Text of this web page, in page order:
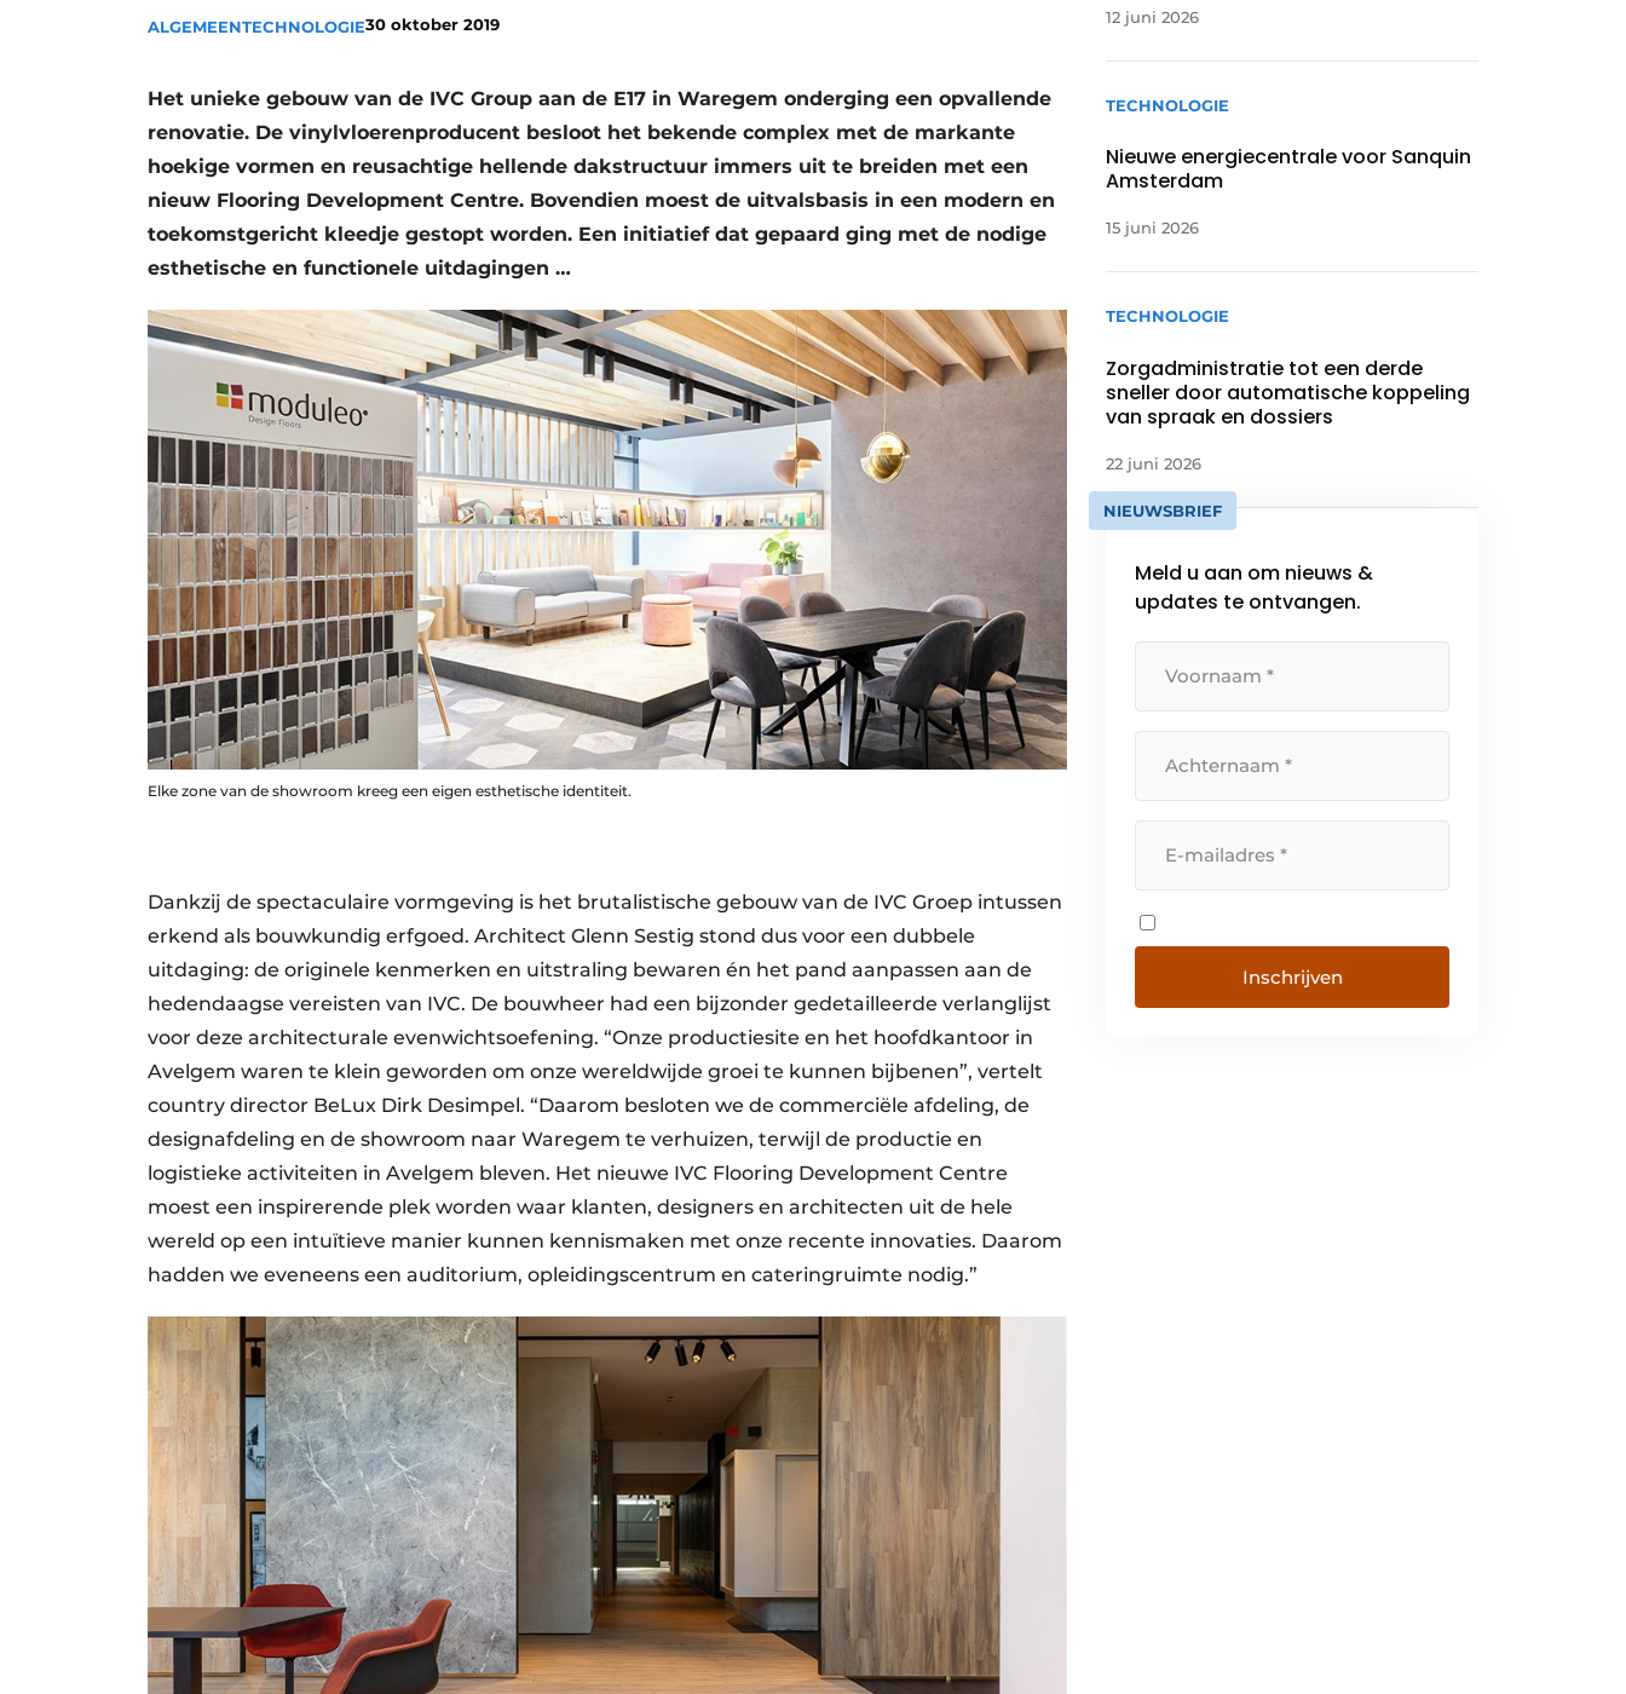
Privacy / Cookie statement
Vacatures
ALGEMEENTECHNOLOGIE30 oktober 2019
Het unieke gebouw van de IVC Group aan de E17 in Waregem onderging een opvallende
renovatie. De vinylvloerenproducent besloot het bekende complex met de markante
hoekige vormen en reusachtige hellende dakstructuur immers uit te breiden met een
nieuw Flooring Development Centre. Bovendien moest de uitvalsbasis in een modern en
toekomstgericht kleedje gestopt worden. Een initiatief dat gepaard ging met de nodige
esthetische en functionele uitdagingen …
Elke zone van de showroom kreeg een eigen esthetische identiteit.
Dankzij de spectaculaire vormgeving is het brutalistische gebouw van de IVC Groep intussen
erkend als bouwkundig erfgoed. Architect Glenn Sestig stond dus voor een dubbele
uitdaging: de originele kenmerken en uitstraling bewaren én het pand aanpassen aan de
hedendaagse vereisten van IVC. De bouwheer had een bijzonder gedetailleerde verlanglijst
voor deze architecturale evenwichtsoefening. “Onze productiesite en het hoofdkantoor in
Avelgem waren te klein geworden om onze wereldwijde groei te kunnen bijbenen”, vertelt
country director BeLux Dirk Desimpel. “Daarom besloten we de commerciële afdeling, de
designafdeling en de showroom naar Waregem te verhuizen, terwijl de productie en
logistieke activiteiten in Avelgem bleven. Het nieuwe IVC Flooring Development Centre
moest een inspirerende plek worden waar klanten, designers en architecten uit de hele
wereld op een intuïtieve manier kunnen kennismaken met onze recente innovaties. Daarom
hadden we eveneens een auditorium, opleidingscentrum en cateringruimte nodig.”
12 juni 2026
TECHNOLOGIE
Nieuwe energiecentrale voor Sanquin
Amsterdam
15 juni 2026
TECHNOLOGIE
Zorgadministratie tot een derde
sneller door automatische koppeling
van spraak en dossiers
22 juni 2026
NIEUWSBRIEF
Meld u aan om nieuws &
updates te ontvangen.